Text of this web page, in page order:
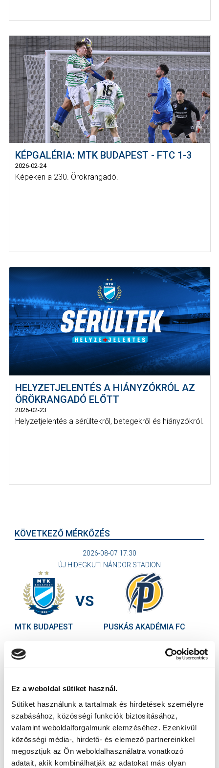
Ez a weboldal sütiket használ.
Sütiket használunk a tartalmak és hirdetések személyre
szabásához, közösségi funkciók biztosításához,
valamint weboldalforgalmunk elemzéséhez. Ezenkívül
közösségi média-, hirdető- és elemező partnereinkkel
megosztjuk az Ön weboldalhasználatra vonatkozó
adatait, akik kombinálhatják az adatokat más olyan
KÉPGALÉRIA: MTK BUDAPEST - FTC 1-3
2026-02-24
Képeken a 230. Örökrangadó.
HELYZETJELENTÉS A HIÁNYZÓKRÓL AZ
ÖRÖKRANGADÓ ELŐTT
2026-02-23
Helyzetjelentés a sérültekről, betegekről és hiányzókról.
KÖVETKEZŐ MÉRKŐZÉS
2026-08-07 17:30
ÚJ HIDEGKUTI NÁNDOR STADION
MTK BUDAPEST
VS
PUSKÁS AKADÉMIA FC
MTK BUDAPEST HÍRLEVÉL
Ne maradjon le egy eseményről sem! Iratkozzon fel ingyenes
Elfogadom azAdatvédelmi tájékoztatót!